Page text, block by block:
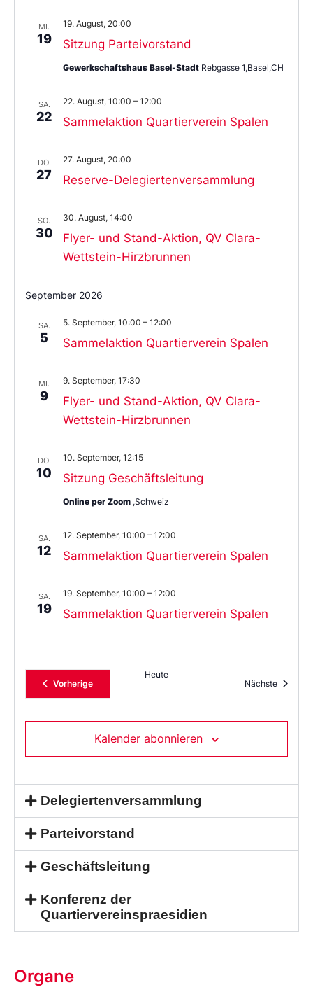
MI.
19 Sitzung Parteivorstand
19. August, 20:00
Gewerkschaftshaus Basel-Stadt Rebgasse 1,Basel,CH
SA.
22 Sammelaktion Quartierverein Spalen
22. August, 10:00 – 12:00
DO.
27 Reserve-Delegiertenversammlung
27. August, 20:00
SO.
30
Flyer- und Stand-Aktion, QV Clara-
Wettstein-Hirzbrunnen
30. August, 14:00
September 2026
SA.
5 Sammelaktion Quartierverein Spalen
5. September, 10:00 – 12:00
MI.
9
Flyer- und Stand-Aktion, QV Clara-
Wettstein-Hirzbrunnen
9. September, 17:30
DO.
10 Sitzung Geschäftsleitung
10. September, 12:15
Online per Zoom ,Schweiz
SA.
12 Sammelaktion Quartierverein Spalen
12. September, 10:00 – 12:00
SA.
19 Sammelaktion Quartierverein Spalen
19. September, 10:00 – 12:00
VorherigeVeranstaltungen
Heute
Nächste
Kalender abonnieren
Delegiertenversammlung
Parteivorstand
Geschäftsleitung
Konferenz der
Quartiervereinspraesidien
Organe